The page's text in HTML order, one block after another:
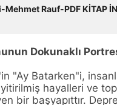
Mehmet Rauf-PDF KİTAP
Dokunaklı
"Ay Batarken"i,
hayalleri ve
bir başyapıttır.